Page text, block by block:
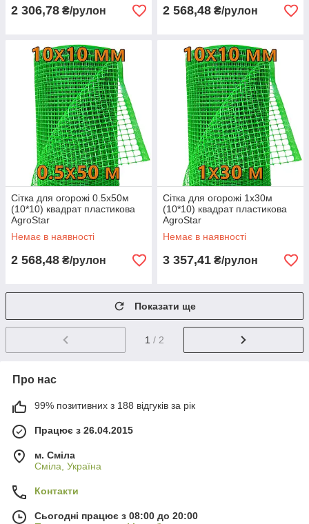
2 306,78 ₴/рулон 2 568,48 ₴/рулон
Сітка для огорожі 0.5х50м
(10*10) квадрат пластикова
AgroStar
Немає в наявності
2 568,48 ₴/рулон
Сітка для огорожі 1х30м
(10*10) квадрат пластикова
AgroStar
Немає в наявності
3 357,41 ₴/рулон
Показати ще
1 / 2
Про нас
99% позитивних з 188 відгуків за рік
Працює з 26.04.2015
м. Сміла
Сміла, Україна
Контакти
Сьогодні працює з 08:00 до 20:00